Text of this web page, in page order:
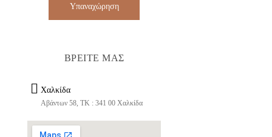
Υπαναχώρηση
ΒΡΕΙΤΕ ΜΑΣ
Χαλκίδα
Αβάντων 58, ΤΚ : 341 00 Χαλκίδα